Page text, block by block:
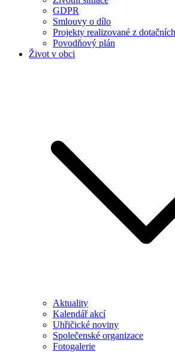
GDPR
Smlouvy o dílo
Projekty realizované z
Povodňový plán
Život v obci
Aktuality
Kalendář akcí
Uhřičické noviny
Společenské organizace
Fotogalerie